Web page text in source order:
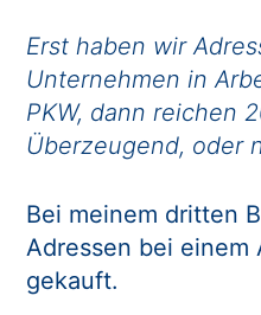
Erst haben wir
Unternehmen in
PKW, dann reichen
Überzeugend, oder
Bei meinem dritten
Adressen bei einem
gekauft.